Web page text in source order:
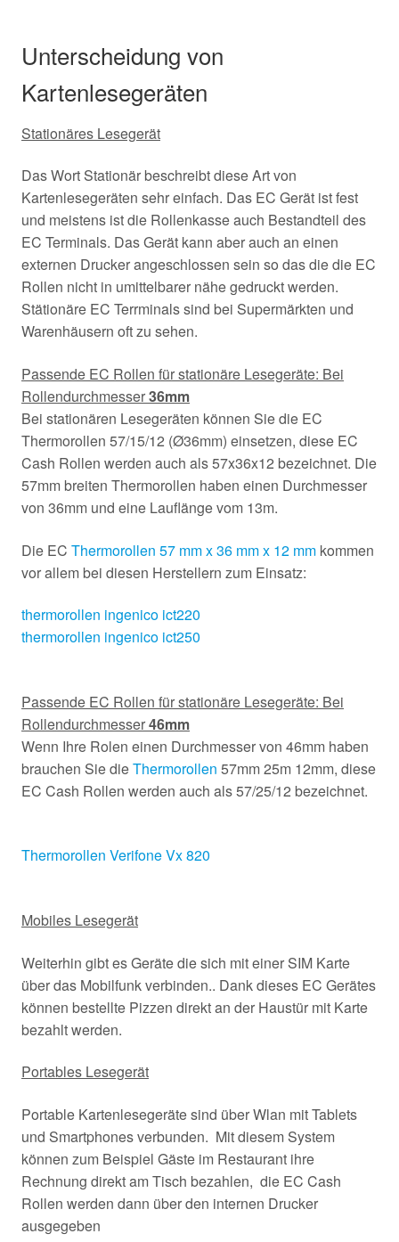
Unterscheidung von
Kartenlesegeräten
Stationäres Lesegerät
Das Wort Stationär beschreibt diese Art von
Kartenlesegeräten sehr einfach. Das EC Gerät ist fest
und meistens ist die Rollenkasse auch Bestandteil des
EC Terminals. Das Gerät kann aber auch an einen
externen Drucker angeschlossen sein so das die die EC
Rollen nicht in umittelbarer nähe gedruckt werden.
Stätionäre EC Terrminals sind bei Supermärkten und
Warenhäusern oft zu sehen.
Passende EC Rollen für stationäre Lesegeräte: Bei
Rollendurchmesser36mm
Bei stationären Lesegeräten können Sie die EC
Thermorollen 57/15/12 (Ø36mm) einsetzen, diese EC
Cash Rollen werden auch als 57x36x12 bezeichnet. Die
57mm breiten Thermorollen haben einen Durchmesser
von 36mm und eine Lauflänge vom 13m.
Die EC Thermorollen 57 mm x 36 mm x 12 mm kommen
vor allem bei diesen Herstellern zum Einsatz:
thermorollen ingenico ict220
thermorollen ingenico ict250
Passende EC Rollen für stationäre Lesegeräte: Bei
Rollendurchmesser46mm
Wenn Ihre Rolen einen Durchmesser von 46mm haben
brauchen Sie dieThermorollen 57mm 25m 12mm, diese
EC Cash Rollen werden auch als 57/25/12 bezeichnet.
Thermorollen Verifone Vx 820
Mobiles Lesegerät
Weiterhin gibt es Geräte die sich mit einer SIM Karte
über das Mobilfunk verbinden.. Dank dieses EC Gerätes
können bestellte Pizzen direkt an der Haustür mit Karte
bezahlt werden.
Portables Lesegerät
Portable Kartenlesegeräte sind über Wlan mit Tablets
und Smartphones verbunden. Mit diesem System
können zum Beispiel Gäste im Restaurant ihre
Rechnung direkt am Tisch bezahlen, die EC Cash
Rollen werden dann über den internen Drucker
ausgegeben